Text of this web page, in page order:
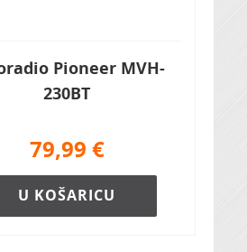
Pioneer MVH-
230BT
79,99 €
U KOŠARICU